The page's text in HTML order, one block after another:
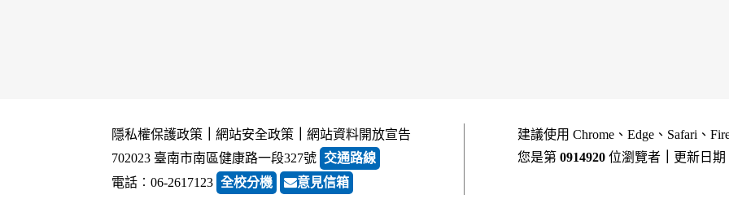
隱私權保護政策 網站安全政策
網站資料開放宣告
702023 臺南市南區健康路一段327號 交通路線
電話︰06-2617123 全校分機 意見信箱
建議使用 Chrome、Edge、Safari、
您是第 0914920 位瀏覽者 更新日期